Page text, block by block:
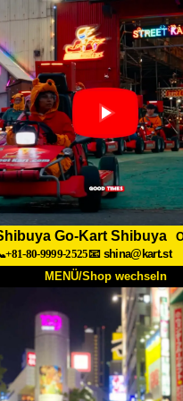
Go-Kart Shibuya
80-9999-2525📧 shina@kart.st
MENÜ/Shop wechseln
START
Spezifikationen
Bewertungen